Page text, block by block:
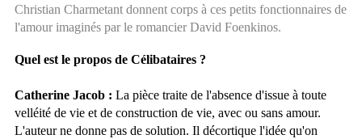
Christian Charmetant donnent corps à ces petits fonctionnaires de
l'amour imaginés par le romancier David Foenkinos.
Quel est le propos de Célibataires ?
Catherine Jacob : La pièce traite de l'absence d'issue à toute
velléité de vie et de construction de vie, avec ou sans amour.
L'auteur ne donne pas de solution. Il décortique l'idée qu'on